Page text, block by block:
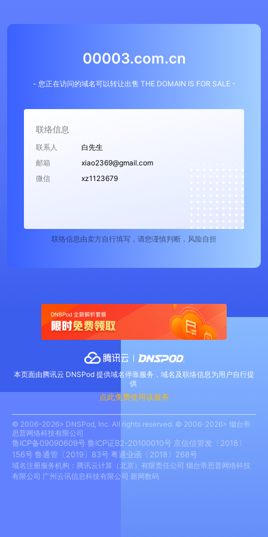
00003.com.cn
- 您正在访问的域名可以转让出售 THE DOMAIN IS FOR SALE -
联络信息
联系人
白先生
邮箱
xiao2369@gmail.com
微信
xz1123679
联络信息由卖方自行填写，请您谨慎判断，风险自担
本页面由腾讯云 DNSPod 提供域名停靠服务，域名及联络信息为用户自行提
供
点此免费使用该服务
© 2006-2026> DNSPod, Inc. All rights reserved. © 2006-2026> 烟台帝
思普网络科技有限公司
鲁ICP备09090609号 鲁ICP证B2-20100010号 京信信管发〔2018〕
156号 鲁通管〔2019〕83号 粤通业函〔2018〕268号
域名注册服务机构：腾讯云计算（北京）有限责任公司 烟台帝思普网络科技
有限公司 广州云讯信息科技有限公司 新网数码